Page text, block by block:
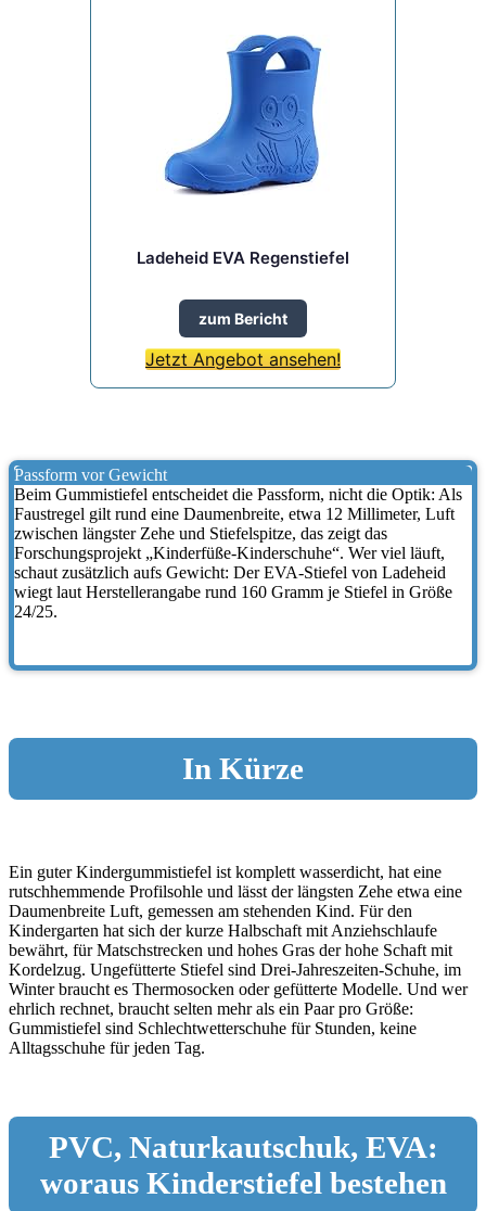
Ladeheid EVA Regenstiefel
zum Bericht
Jetzt Angebot ansehen!
Passform vor Gewicht
Beim Gummistiefel entscheidet die Passform, nicht die Optik: Als
Faustregel gilt rund eine Daumenbreite, etwa 12 Millimeter, Luft
zwischen längster Zehe und Stiefelspitze, das zeigt das
Forschungsprojekt „Kinderfüße-Kinderschuhe“. Wer viel läuft,
schaut zusätzlich aufs Gewicht: Der EVA-Stiefel von Ladeheid
wiegt laut Herstellerangabe rund 160 Gramm je Stiefel in Größe
24/25.
In Kürze
Ein guter Kindergummistiefel ist komplett wasserdicht, hat eine
rutschhemmende Profilsohle und lässt der längsten Zehe etwa eine
Daumenbreite Luft, gemessen am stehenden Kind. Für den
Kindergarten hat sich der kurze Halbschaft mit Anziehschlaufe
bewährt, für Matschstrecken und hohes Gras der hohe Schaft mit
Kordelzug. Ungefütterte Stiefel sind Drei-Jahreszeiten-Schuhe, im
Winter braucht es Thermosocken oder gefütterte Modelle. Und wer
ehrlich rechnet, braucht selten mehr als ein Paar pro Größe:
Gummistiefel sind Schlechtwetterschuhe für Stunden, keine
Alltagsschuhe für jeden Tag.
PVC, Naturkautschuk, EVA:
woraus Kinderstiefel bestehen